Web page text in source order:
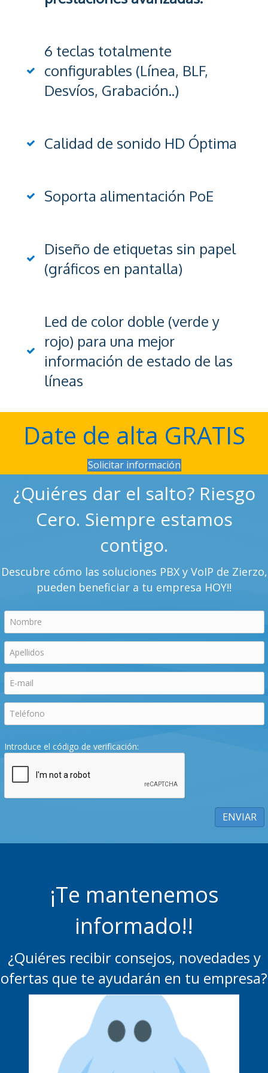
6 teclas totalmente
configurables (Línea, BLF,
Desvíos, Grabación..)
Calidad de sonido HD Óptima
Soporta alimentación PoE
Diseño de etiquetas sin papel
(gráficos en pantalla)
Led de color doble (verde y
rojo) para una mejor
información de estado de las
líneas
Date de alta GRATIS
Solicitar información
¿Quiéres dar el salto? Riesgo
Cero. Siempre estamos
contigo.
Descubre cómo las soluciones PBX y VoIP de Zierzo,
pueden beneficiar a tu empresa HOY!!
Introduce el código de verificación:
¡Te mantenemos
informado!!
¿Quiéres recibir consejos, novedades y
ofertas que te ayudarán en tu empresa?